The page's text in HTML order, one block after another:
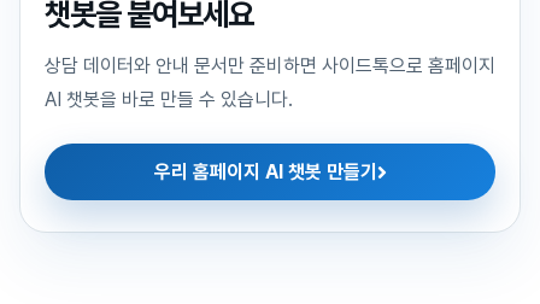
챗봇을 붙여보세요
상담 데이터와 안내 문서만 준비하면 사이드톡으로 홈페이지
AI 챗봇을 바로 만들 수 있습니다.
우리 홈페이지 AI 챗봇 만들기